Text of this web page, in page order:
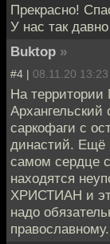
Прекрасно!
У нас так
Buktop »
#4 | 08.11.20 13:23
На территории
Архангельский
саркофаги с
династий.
самом сердце
находятся
ХРИСТИАН и
надо
православному.